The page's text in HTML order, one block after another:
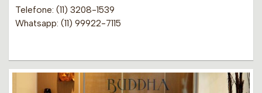
Telefone: (11) 3208-1539
Whatsapp: (11) 99922-7115